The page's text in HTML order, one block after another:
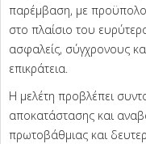
παρέμβαση, με
στο πλαίσιο του
ασφαλείς, σύγχρονους
επικράτεια.
Η μελέτη προβλέπει
αποκατάστασης και
πρωτοβάθμιας και